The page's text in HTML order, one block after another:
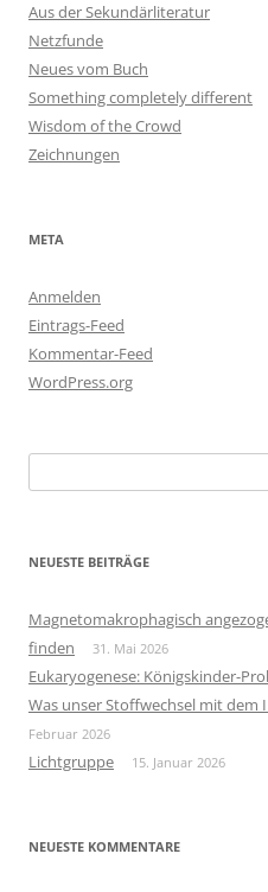
Aus der Sekundärliteratur
Netzfunde
Neues vom Buch
Something completely different
Wisdom of the Crowd
Zeichnungen
META
Anmelden
Eintrags-Feed
Kommentar-Feed
WordPress.org
nach:
NEUESTE BEITRÄGE
Magnetomakrophagisch
finden
31. Mai 2026
Eukaryogenese: Königskinder-
Was unser Stoffwechsel mit
Februar 2026
Lichtgruppe 15. Januar 2026
NEUESTE KOMMENTARE